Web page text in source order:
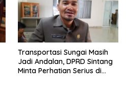
Transportasi Sungai Masih
Jadi Andalan, DPRD Sintang
Minta Perhatian Serius di